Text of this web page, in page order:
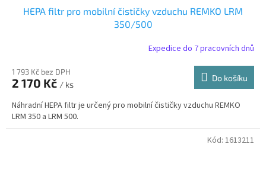
HEPA filtr pro mobilní čističky vzduchu REMKO LRM
350/500
Expedice do 7 pracovních dnů
1 793 Kč bez DPH
2 170 Kč / ks
Do košíku
Náhradní HEPA filtr je určený pro mobilní čističky vzduchu REMKO
LRM 350 a LRM 500.
Kód: 1613211